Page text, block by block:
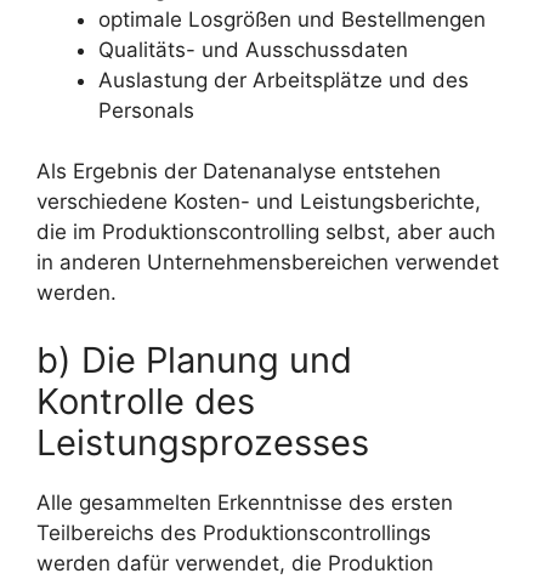
optimale Losgrößen und Bestellmengen
Qualitäts- und Ausschussdaten
Auslastung der Arbeitsplätze und des
Personals
Als Ergebnis der Datenanalyse entstehen
verschiedene Kosten- und Leistungsberichte,
die im Produktionscontrolling selbst, aber auch
in anderen Unternehmensbereichen verwendet
werden.
b) Die Planung und
Kontrolle des
Leistungsprozesses
Alle gesammelten Erkenntnisse des ersten
Teilbereichs des Produktionscontrollings
werden dafür verwendet, die Produktion